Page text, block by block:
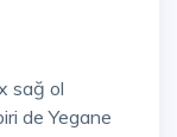
sağ ol
de Yegane